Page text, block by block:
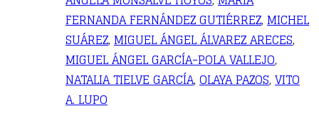
FERNANDA FERNÁNDEZ GUTIÉRREZ, MICHEL
SUÁREZ, MIGUEL ÁNGEL ÁLVAREZ ARECES,
MIGUEL ÁNGEL GARCÍA-POLA VALLEJO,
NATALIA TIELVE GARCÍA, OLAYA PAZOS, VITO
A. LUPO